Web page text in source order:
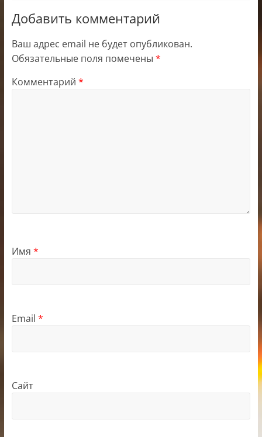
Добавить комментарий
Ваш адрес email не будет опубликован.
Обязательные поля помечены *
Комментарий *
Имя *
Email *
Сайт